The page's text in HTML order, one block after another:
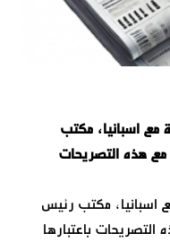
مع اسبانيا، مكتب
مع هذه التصريحات
اسبانيا، مكتب رئيس
التصريحات باعتبارها